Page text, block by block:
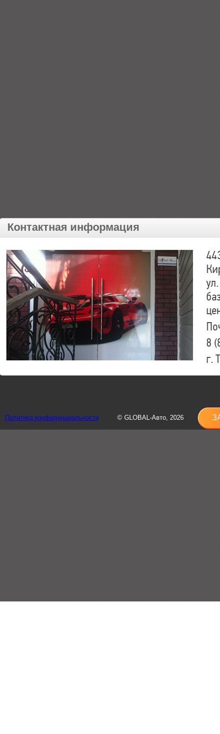
Контактная информация
8
г.
8
Политика конфиденциальности © GLOBAL-Авто, 2026